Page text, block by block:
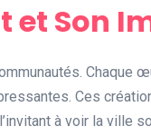
et Son
Chaque
Ces
à voir la ville